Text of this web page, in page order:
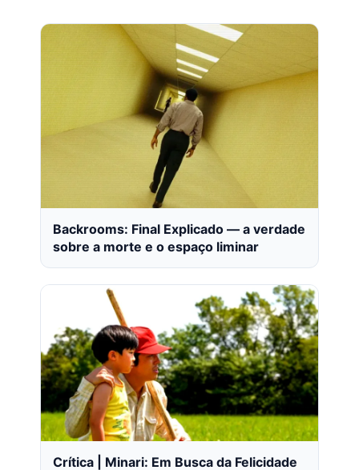
Backrooms: Final Explicado — a verdade
sobre a morte e o espaço liminar
Crítica | Minari: Em Busca da Felicidade